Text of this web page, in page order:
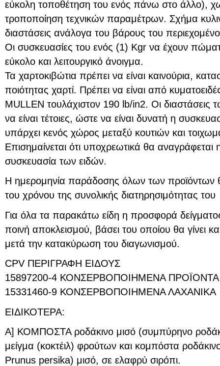
εύκολη τοποθέτηση του ενός πάνω στο άλλο),
τροποποίηση τεχνικών παραμέτρων. Σχήμα
διαστάσεις ανάλογα του βάρους του
Οι συσκευασίες του ενός (1) Kgr να έχουν
εύκολο και λειτουργικό άνοιγμα.
Τα χαρτοκιβώτια πρέπει να είναι καινούρια,
ποιότητας χαρτί. Πρέπει να είναι από
MULLEN τουλάχιστον 190 lb/in2. Οι διαστάσεις
να είναι τέτοιες, ώστε να είναι δυνατή η
υπάρχει κενός χώρος μεταξύ κουτιών και
Επισημαίνεται ότι υποχρεωτικά θα
συσκευασία των ειδών.
Η ημερομηνία παράδοσης όλων των προϊόντων
του χρόνου της συνολικής διατηρησιμότητας του
Για όλα τα παρακάτω είδη η προσφορά
ποινή αποκλεισμού, βάσει του οποίου θα γίνει
μετά την κατακύρωση του διαγωνισμού.
CPV ΠΕΡΙΓΡΑΦΗ ΕΙΔΟΥΣ
15897200-4 ΚΟΝΣΕΡΒΟΠΟΙΗΜΕΝΑ ΠΡΟΪΟΝΤΑ
15331460-9 ΚΟΝΣΕΡΒΟΠΟΙΗΜΕΝΑ ΛΑΧΑΝΙΚΑ
ΕΙΔΙΚΟΤΕΡΑ:
Α] ΚΟΜΠΟΣΤΑ ροδάκινο μισό (συμπύρηνο
μείγμα (κοκτέιλ) φρούτων και κομπόστα
Prunus persika) μισό, σε ελαφρύ σιρόπι.